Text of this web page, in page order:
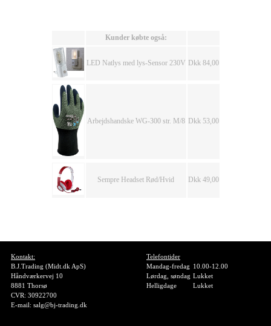
Kunder købte også:
LED Natlys med lys-Sensor 230V Dkk 84,00
Arbejdshandske WG-300 str. M/8 Dkk 53,00
Sempre Headset Rød/Hvid Dkk 49,00
Kontakt:
B.J.Trading (Midt.dk ApS)
Håndværkervej 10
8881 Thorsø
CVR: 30922700
E-mail: salg@bj-trading.dk
Telefontider
Mandag-fredag 10.00-12.00
Lørdag, søndag Lukket
Helligdage
Lukket